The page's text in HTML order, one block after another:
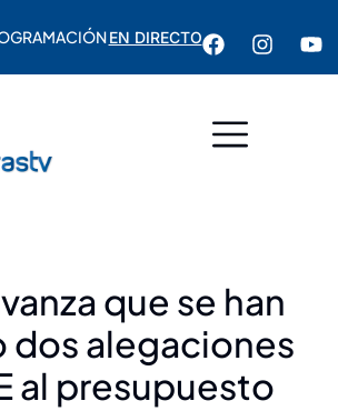
EN DIRECTO
que se han
dos alegaciones
al presupuesto